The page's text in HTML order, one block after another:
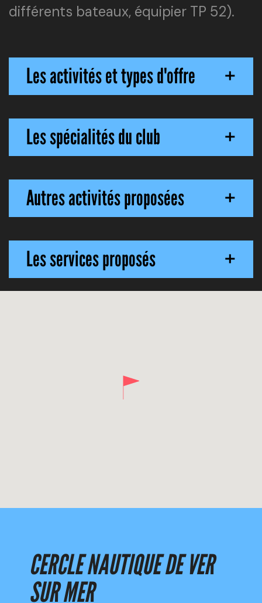
différents bateaux, équipier TP 52).
Les activités et types d'offre +
Les spécialités du club +
Autres activités proposées +
Les services proposés +
CERCLE NAUTIQUE DE VER
SUR MER